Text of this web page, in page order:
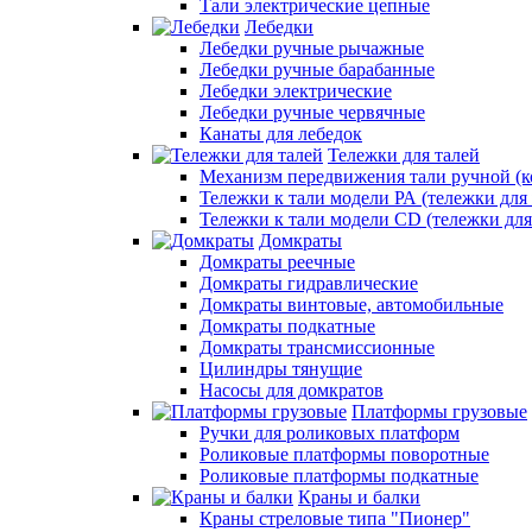
Тали электрические цепные
Лебедки
Лебедки ручные рычажные
Лебедки ручные барабанные
Лебедки электрические
Лебедки ручные червячные
Канаты для лебедок
Тележки для талей
Механизм передвижения тали ручной
Тележки к тали модели РА (тележки для
Тележки к тали модели CD (тележки
Домкраты
Домкраты реечные
Домкраты гидравлические
Домкраты винтовые, автомобильные
Домкраты подкатные
Домкраты трансмиссионные
Цилиндры тянущие
Насосы для домкратов
Платформы грузовые
Ручки для роликовых платформ
Роликовые платформы поворотные
Роликовые платформы подкатные
Краны и балки
Краны стреловые типа "Пионер"